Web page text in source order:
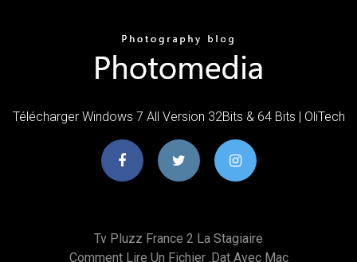
Télécharger Windows 7 All Version 32Bits & 64 Bits | OliTech
Tv Pluzz France 2 La Stagiaire
Comment Lire Un Fichier .dat Avec Mac